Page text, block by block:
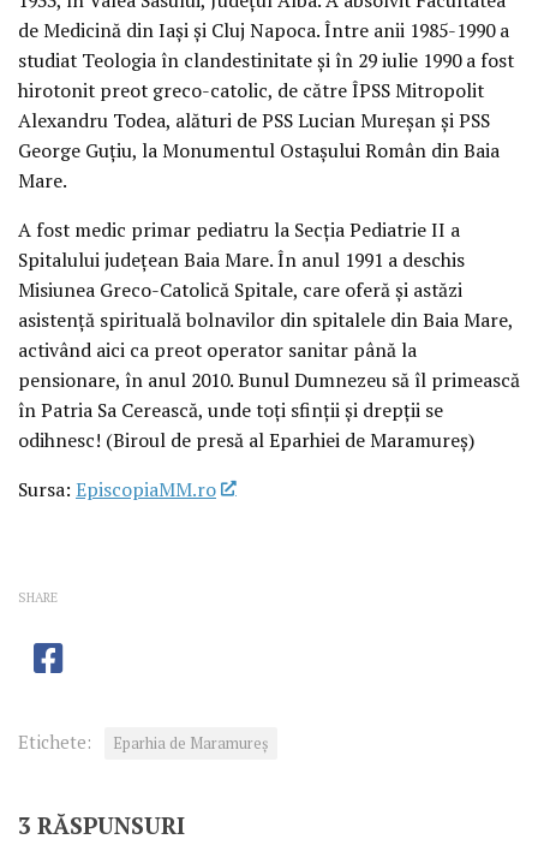
de Medicină din Iași și Cluj Napoca. Între anii 1985-1990 a
studiat Teologia în clandestinitate și în 29 iulie 1990 a fost
hirotonit preot greco-catolic, de către ÎPSS Mitropolit
Alexandru Todea, alături de PSS Lucian Mureșan și PSS
George Guțiu, la Monumentul Ostașului Român din Baia
Mare.
A fost medic primar pediatru la Secția Pediatrie II a
Spitalului județean Baia Mare. În anul 1991 a deschis
Misiunea Greco-Catolică Spitale, care oferă și astăzi
asistență spirituală bolnavilor din spitalele din Baia Mare,
activând aici ca preot operator sanitar până la
pensionare, în anul 2010. Bunul Dumnezeu să îl primească
în Patria Sa Cerească, unde toți sfinții și drepții se
odihnesc! (Biroul de presă al Eparhiei de Maramureș)
Sursa: EpiscopiaMM.ro
SHARE
Etichete: Eparhia de Maramureș
3 RĂSPUNSURI